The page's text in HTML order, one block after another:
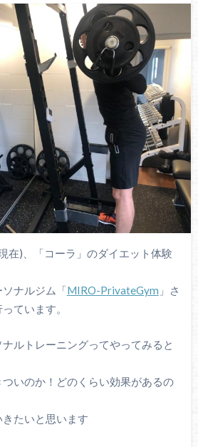
在)、「コーラ」のダイエット体験
ナルジム「MIRO-PrivateGym 」さ
ています。
ルトレーニングってやってみると
いのか！どのくらい効果があるの
たいと思います